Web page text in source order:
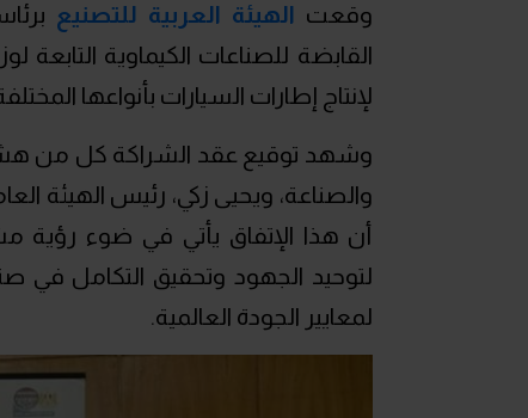
وقعت الهيئة العربية للتصنيع
القابضة للصناعات الكيماوية
لإنتاج إطارات السيارات بأنواعها
وشهد توقيع عقد الشراكة كل من هشام
والصناعة، ويحيى زكي، رئيس الهيئة
أن هذا الإتفاق يأتي في ضوء رؤية
لتوحيد الجهود وتحقيق التكامل في
لمعايير الجودة العالمية.